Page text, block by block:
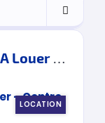
Local Commercial Equipé A Louer – Centre Ville – Tanger
LOCATION